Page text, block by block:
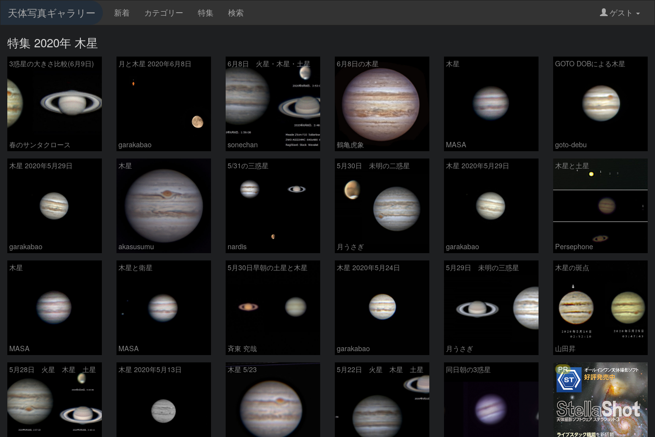
天体写真ギャラリー 新着 カテゴリー 特集 検索 ゲスト
特集 2020年 木星
3惑星の大きさ比較(6月9日)
春のサンタクロース
月と木星 2020年6月8日
garakabao
6月8日 火星・木星・土星
sonechan
6月8日の木星
鶴亀虎象
木星
MASA
GOTO DOBによる木星
goto-debu
木星 2020年5月29日
garakabao
木星
akasusumu
5/31の三惑星
nardis
5月30日 未明の二惑星
月うさぎ
木星 2020年5月29日
garakabao
木星と土星
Persephone
木星
MASA
木星と衛星
MASA
5月30日早朝の土星と木星
斉東 究哉
木星 2020年5月24日
garakabao
5月29日 未明の三惑星
月うさぎ
木星の斑点
山田昇
5月28日 火星 木星 土星 木星 2020年5月13日 木星 5/23 5月22日 火星 木星 土星 同日朝の3惑星 PR